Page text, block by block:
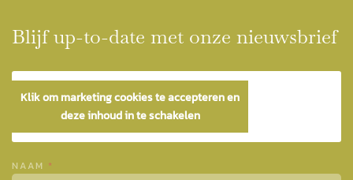
Blijf up-to-date met onze nieuwsbrief
Klik om marketing cookies te accepteren en
deze inhoud in te schakelen
NAAM *